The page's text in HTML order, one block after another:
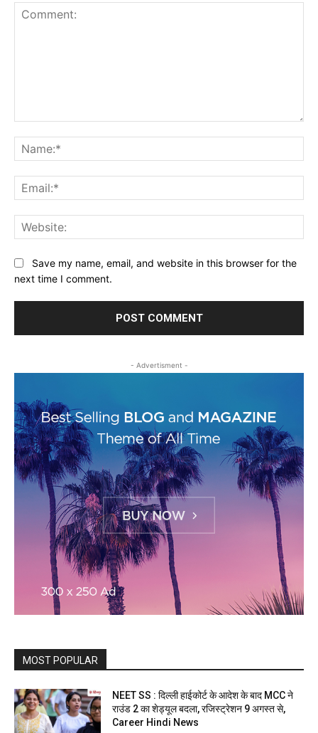
Save my name, email, and website in this browser for the
next time I comment.
- Advertisment -
MOST POPULAR
NEET SS : दिल्ली हाईकोर्ट के आदेश के बाद MCC ने
राउंड 2 का शेड्यूल बदला, रजिस्ट्रेशन 9 अगस्त से,
Career Hindi News